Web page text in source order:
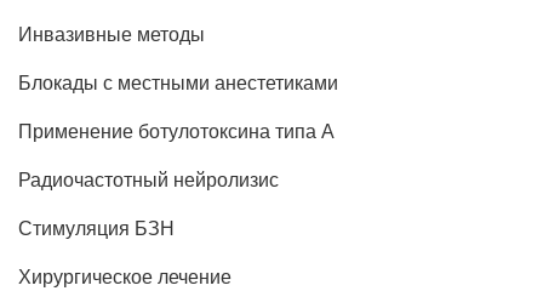
Инвазивные методы
Блокады с местными анестетиками
Применение ботулотоксина типа А
Радиочастотный нейролизис
Стимуляция БЗН
Хирургическое лечение